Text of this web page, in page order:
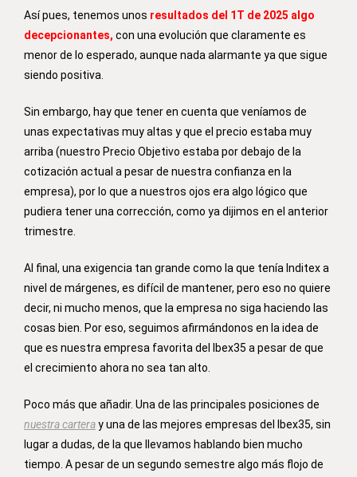
Así pues, tenemos unos resultados del 1T de 2025 algo
decepcionantes, con una evolución que claramente es
menor de lo esperado, aunque nada alarmante ya que sigue
siendo positiva.
Sin embargo, hay que tener en cuenta que veníamos de
unas expectativas muy altas y que el precio estaba muy
arriba (nuestro Precio Objetivo estaba por debajo de la
cotización actual a pesar de nuestra confianza en la
empresa), por lo que a nuestros ojos era algo lógico que
pudiera tener una corrección, como ya dijimos en el anterior
trimestre.
Al final, una exigencia tan grande como la que tenía Inditex a
nivel de márgenes, es difícil de mantener, pero eso no quiere
decir, ni mucho menos, que la empresa no siga haciendo las
cosas bien. Por eso, seguimos afirmándonos en la idea de
que es nuestra empresa favorita del Ibex35 a pesar de que
el crecimiento ahora no sea tan alto.
Poco más que añadir. Una de las principales posiciones de
nuestra carteray una de las mejores empresas del Ibex35, sin
lugar a dudas, de la que llevamos hablando bien mucho
tiempo. A pesar de un segundo semestre algo más flojo de